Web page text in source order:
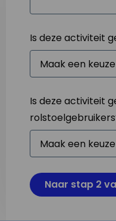
Is deze activiteit
Is deze activiteit